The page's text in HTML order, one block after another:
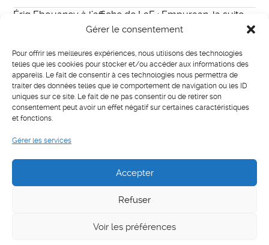
Gérer le consentement
Pour offrir les meilleures expériences, nous utilisons des technologies
telles que les cookies pour stocker et/ou accéder aux informations des
appareils. Le fait de consentir à ces technologies nous permettra de
traiter des données telles que le comportement de navigation ou les ID
uniques sur ce site. Le fait de ne pas consentir ou de retirer son
consentement peut avoir un effet négatif sur certaines caractéristiques
et fonctions.
Gérer les services
Accepter
Refuser
Voir les préférences
Ériq Ebouaney à l’affiche de L2E : Empuraan, la suite
du film indien Lucifer au casting international
Eriq Ebouaney incarne Fallou dans The Walking Dead :
Daryl Dixon
MISTER E PARIS
LIAISON
Catégories